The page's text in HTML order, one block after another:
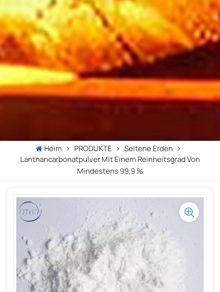
Heim PRODUKTE
Seltene Erden
Lanthancarbonatpulver Mit Einem Reinheitsgrad Von
Mindestens 99,9 %